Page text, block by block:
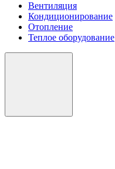
Вентиляция
Кондиционирование
Отопление
Теплое оборудование